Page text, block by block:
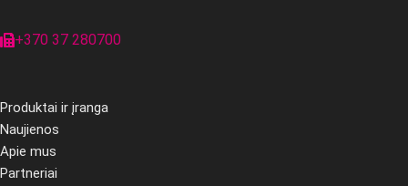
+370 37 280700
Produktai ir įranga
Naujienos
Apie mus
Partneriai